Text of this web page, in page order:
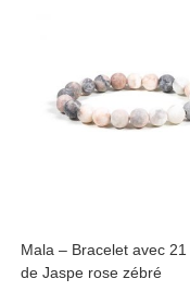
Mala – Bracelet avec
de Jaspe rose zébré